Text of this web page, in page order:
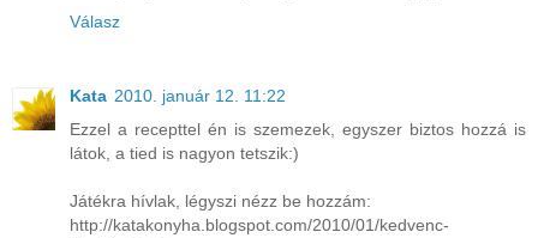
Válasz
Kata 2010. január 12. 11:22
Ezzel a recepttel én is szemezek, egyszer biztos hozzá is
látok, a tied is nagyon tetszik:)
Játékra hívlak, légyszi nézz be hozzám:
http://katakonyha.blogspot.com/2010/01/kedvenc-